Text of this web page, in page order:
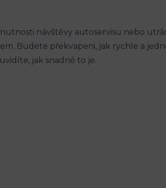
návštěvy autoservisu nebo
Budete překvapeni, jak rychle a
jak snadné to je.